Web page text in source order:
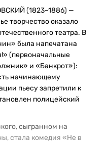
(1823–1886) —
творчество оказало
театра. В
была напечатана
(первоначальные
и «Банкрот»):
начинающему
пьесу запретили к
полицейский
сыгранном на
стала комедия «Не в